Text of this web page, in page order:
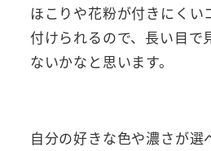
ほこりや花粉が付きにくい
付けられるので、長い目で
ないかなと思います。
自分の好きな色や濃さが選